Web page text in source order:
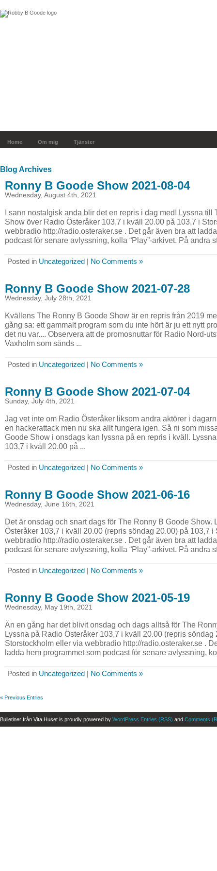
Home Om mig Tjänster
Blog Archives
Ronny B Goode Show 2021-08-04
Wednesday, August 4th, 2021
I sann nostalgisk anda blir det en repris i dag med! Lyssna till
Show över Radio Österåker 103,7 i kväll 20.00 på 103,7 i
webbradio http://radio.osteraker.se . Det går även bra att
podcast för senare avlyssning, kolla “Play”-arkivet. På andra
Posted in Uncategorized | No Comments »
Ronny B Goode Show 2021-07-28
Wednesday, July 28th, 2021
Kvällens The Ronny B Goode Show är en repris från 2019
gång sa: ett gammalt program som du inte hört är ju ett nytt
det nu var.... Observera att de promosnuttar för Radio Nord-
Vaxholm som sänds ...
Posted in Uncategorized | No Comments »
Ronny B Goode Show 2021-07-04
Sunday, July 4th, 2021
Jag vet inte om Radio Österåker liksom andra aktörer i
en hackerattack men nu ska allt fungera igen. Så ni som
Goode Show i onsdags kan lyssna på en repris i kväll.
103,7 i kväll 20.00 på ...
Posted in Uncategorized | No Comments »
Ronny B Goode Show 2021-06-16
Wednesday, June 16th, 2021
Det är onsdag och snart dags för The Ronny B Goode Show.
Österåker 103,7 i kväll 20.00 (repris söndag 20.00) på 103,7
webbradio http://radio.osteraker.se . Det går även bra att
podcast för senare avlyssning, kolla “Play”-arkivet. På andra
Posted in Uncategorized | No Comments »
Ronny B Goode Show 2021-05-19
Wednesday, May 19th, 2021
Än en gång har det blivit onsdag och dags alltså för The
Lyssna på Radio Österåker 103,7 i kväll 20.00 (repris söndag
Storstockholm eller via webbradio http://radio.osteraker.se .
ladda hem programmet som podcast för senare avlyssning,
Posted in Uncategorized | No Comments »
« Previous Entries
Bulletiner från Vita Huset is proudly powered by WordPress Entries (RSS) and Comments